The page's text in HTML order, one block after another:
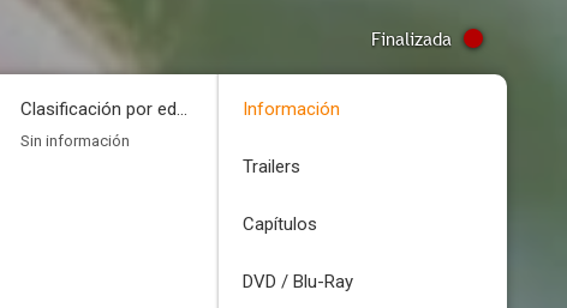
Finalizada
Clasificación por edades
Sin información
Información
Trailers
Capítulos
DVD / Blu-Ray